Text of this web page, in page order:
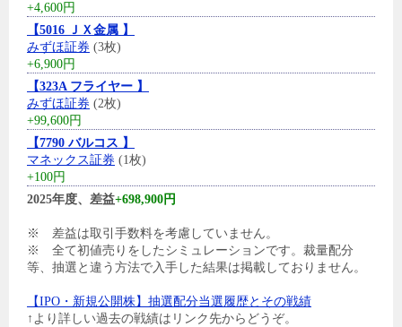
+4,600円
【5016 ＪＸ金属 】
みずほ証券 (3枚)
+6,900円
【323A フライヤー 】
みずほ証券 (2枚)
+99,600円
【7790 バルコス 】
マネックス証券 (1枚)
+100円
2025年度、差益+698,900円
※ 差益は取引手数料を考慮していません。
※ 全て初値売りをしたシミュレーションです。裁量配分
等、抽選と違う方法で入手した結果は掲載しておりません。
【IPO・新規公開株】抽選配分当選履歴とその戦績
↑より詳しい過去の戦績はリンク先からどうぞ。